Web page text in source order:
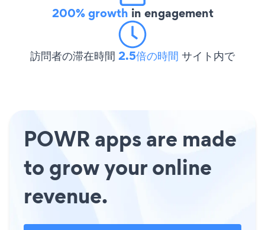
200% growth in engagement
訪問者の滞在時間 2.5倍の時間 サイト内で
POWR apps are made
to grow your online
revenue.